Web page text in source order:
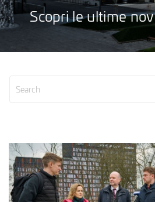
Scopri le ultime